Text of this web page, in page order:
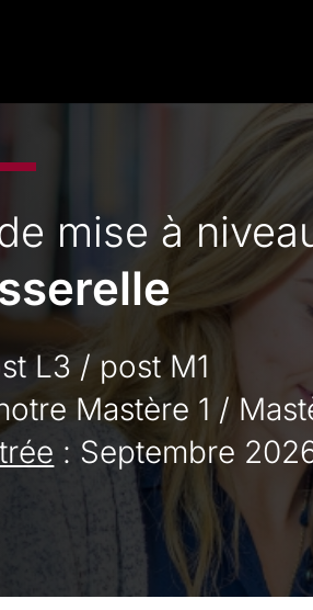
mise à
L3 / post M1
Mastère 1 /
: Septembre